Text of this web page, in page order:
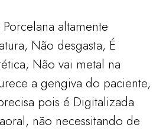
altamente
Não desgasta, É
Não vai metal na
a gengiva do paciente,
pois é Digitalizada
não necessitando de